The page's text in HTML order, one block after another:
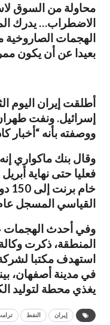
محاولة من السوق
الاضطراب… يدرك
الهجمات الصاروخية
بعيدا عن أن يكون
أطلقت إيران اليوم
إسرائيل. ⁠ونفت
ووصفته بأنه “أخبار
وقال بنك ماكواري
فعليا حتى نهاية
القياسي المسجل عام 2008 والبالغ 147
وفي أحدث الهجمات
المنطقة، ذكرت وكالة
استهدف مكتبا
في مدينة أصفهان،
يغذي محطة لتوليد
إيران النفط